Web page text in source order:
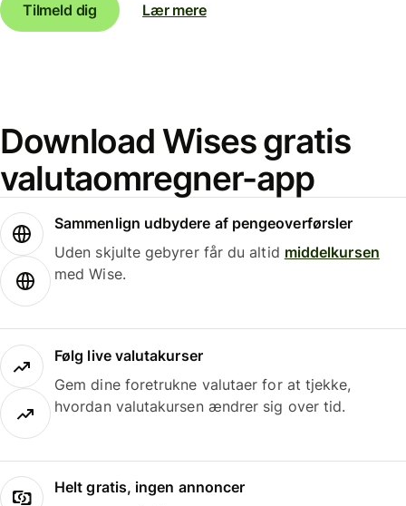
Tilmeld dig
Lær mere
Download Wises gratis
valutaomregner-app
Sammenlign udbydere af pengeoverførsler
Uden skjulte gebyrer får du altid middelkursen
med Wise.
Følg live valutakurser
Gem dine foretrukne valutaer for at tjekke,
hvordan valutakursen ændrer sig over tid.
Helt gratis, ingen annoncer